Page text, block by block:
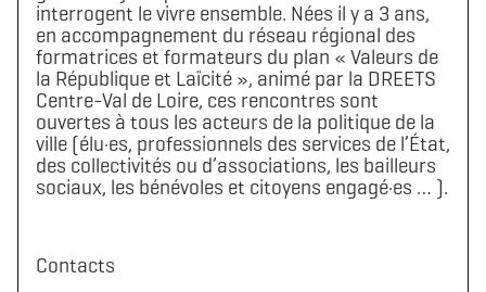
interrogent le vivre ensemble. Nées il y a 3 ans,
en accompagnement du réseau régional des
formatrices et formateurs du plan « Valeurs de
la République et Laïcité », animé par la DREETS
Centre-Val de Loire, ces rencontres sont
ouvertes à tous les acteurs de la politique de la
ville (élu·es, professionnels des services de l’État,
des collectivités ou d’associations, les bailleurs
sociaux, les bénévoles et citoyens engagé·es … ).
Contacts